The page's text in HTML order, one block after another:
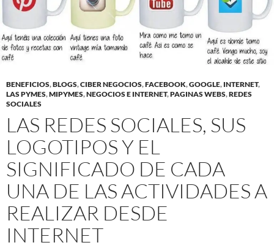
BENEFICIOS,BLOGS,CIBER NEGOCIOS,FACEBOOK,GOOGLE, INTERNET,
LAS PYMES,MIPYMES,NEGOCIOS E INTERNET,PAGINAS WEBS,REDES
SOCIALES
LAS REDES SOCIALES, SUS
LOGOTIPOS Y EL
SIGNIFICADO DE CADA
UNA DE LAS ACTIVIDADES A
REALIZAR DESDE
INTERNET